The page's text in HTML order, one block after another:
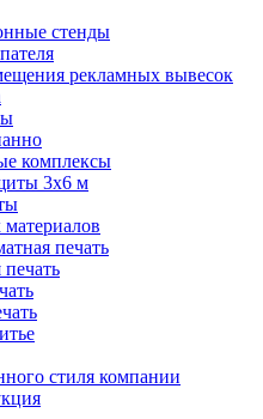
стенды
рекламных вывесок
комплексы
3х6 м
печать
стиля компании